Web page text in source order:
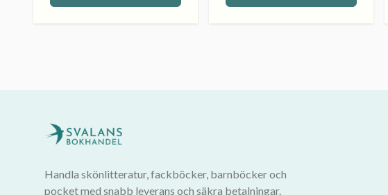
Handla skönlitteratur, fackböcker, barnböcker och
pocket med snabb leverans och säkra betalningar.